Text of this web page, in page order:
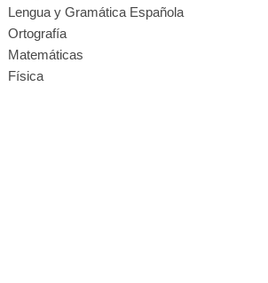
Lengua y Gramática Española
Ortografía
Matemáticas
Física